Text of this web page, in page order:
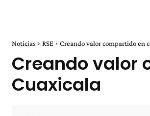
Noticias RSE Creando valor compartido en
Creando valor
Cuaxicala